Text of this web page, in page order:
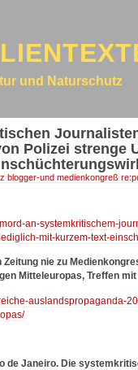
und Naturschutz
Polizei strenge
blogger-und medienkongreß
an-systemkritischem-
mit-kurzem-text-
nie zu
Mitteleuropas, Treffen
auslandspropaganda-
Janeiro. Die